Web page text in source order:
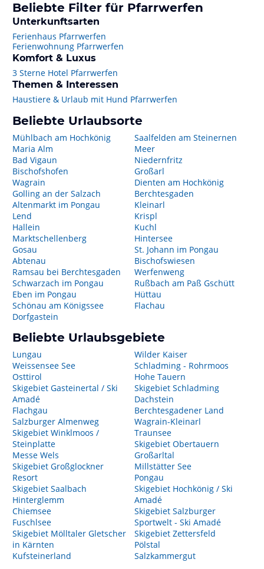
Beliebte Filter für Pfarrwerfen
Unterkunftsarten
Ferienhaus Pfarrwerfen
Ferienwohnung Pfarrwerfen
Komfort & Luxus
3 Sterne Hotel Pfarrwerfen
Themen & Interessen
Haustiere & Urlaub mit Hund Pfarrwerfen
Beliebte Urlaubsorte
Mühlbach am Hochkönig
Maria Alm
Bad Vigaun
Bischofshofen
Wagrain
Golling an der Salzach
Altenmarkt im Pongau
Lend
Hallein
Marktschellenberg
Gosau
Abtenau
Ramsau bei Berchtesgaden
Schwarzach im Pongau
Eben im Pongau
Schönau am Königssee
Dorfgastein
Saalfelden am Steinernen
Meer
Niedernfritz
Großarl
Dienten am Hochkönig
Berchtesgaden
Kleinarl
Krispl
Kuchl
Hintersee
St. Johann im Pongau
Bischofswiesen
Werfenweng
Rußbach am Paß Gschütt
Hüttau
Flachau
Beliebte Urlaubsgebiete
Lungau
Weissensee See
Osttirol
Skigebiet Gasteinertal / Ski
Amadé
Flachgau
Salzburger Almenweg
Skigebiet Winklmoos /
Steinplatte
Messe Wels
Skigebiet Großglockner
Resort
Skigebiet Saalbach
Hinterglemm
Chiemsee
Fuschlsee
Skigebiet Mölltaler Gletscher
in Kärnten
Kufsteinerland
Wilder Kaiser
Schladming - Rohrmoos
Hohe Tauern
Skigebiet Schladming
Dachstein
Berchtesgadener Land
Wagrain-Kleinarl
Traunsee
Skigebiet Obertauern
Großarltal
Millstätter See
Pongau
Skigebiet Hochkönig / Ski
Amadé
Skigebiet Salzburger
Sportwelt - Ski Amadé
Skigebiet Zettersfeld
Pölstal
Salzkammergut